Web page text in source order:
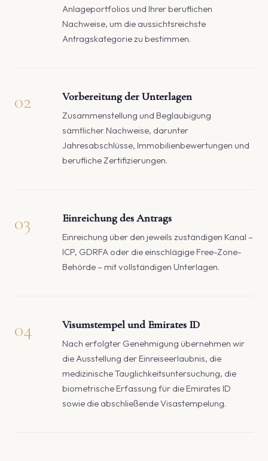
Anlageportfolios und Ihrer beruflichen
Nachweise, um die aussichtsreichste
Antragskategorie zu bestimmen.
02 Vorbereitung der Unterlagen
Zusammenstellung und Beglaubigung
sämtlicher Nachweise, darunter
Jahresabschlüsse, Immobilienbewertungen und
berufliche Zertifizierungen.
03 Einreichung des Antrags
Einreichung über den jeweils zuständigen Kanal –
ICP, GDRFA oder die einschlägige Free-Zone-
Behörde – mit vollständigen Unterlagen.
04 Visumstempel und Emirates ID
Nach erfolgter Genehmigung übernehmen wir
die Ausstellung der Einreiseerlaubnis, die
medizinische Tauglichkeitsuntersuchung, die
biometrische Erfassung für die Emirates ID
sowie die abschließende Visastempelung.